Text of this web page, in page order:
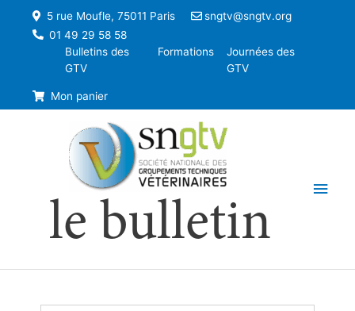
5 rue Moufle, 75011 Paris
sngtv@sngtv.org
01 49 29 58 58
Bulletins des
GTV
Formations
Journées des
GTV
Mon panier
le bulletin